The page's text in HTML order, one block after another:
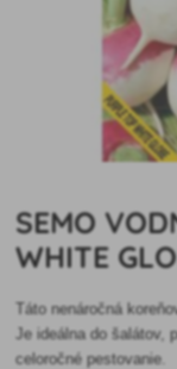
SEMO
WHITE
Táto nenáročná
Je ideálna do šalátov,
celoročné pestovanie.